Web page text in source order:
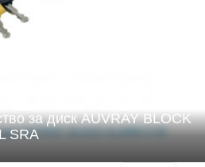
за диск AUVRAY BLOCK
SRA